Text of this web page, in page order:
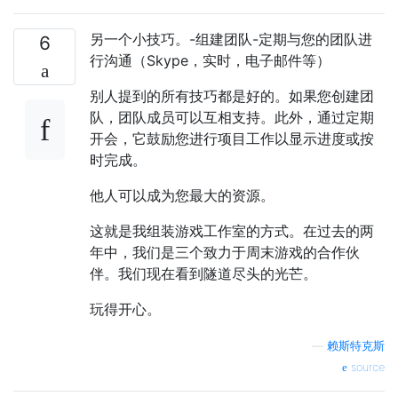
6
另一个小技巧。-组建团队-定期与您的团队进
行沟通（Skype，实时，电子邮件等）
别人提到的所有技巧都是好的。如果您创建团
队，团队成员可以互相支持。此外，通过定期
开会，它鼓励您进行项目工作以显示进度或按
时完成。
他人可以成为您最大的资源。
这就是我组装游戏工作室的方式。在过去的两
年中，我们是三个致力于周末游戏的合作伙
伴。我们现在看到隧道尽头的光芒。
玩得开心。
赖斯特克斯
source